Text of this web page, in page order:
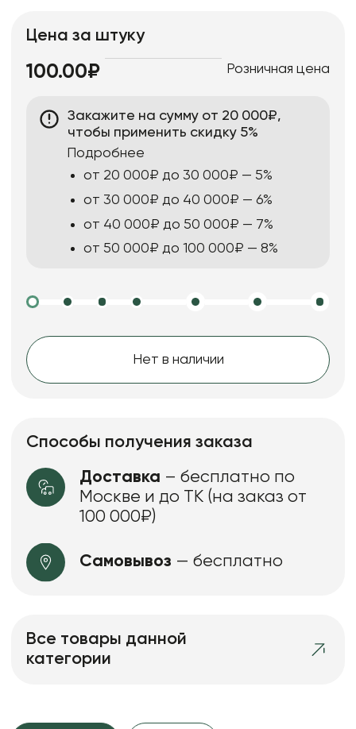
Цена за штуку
100.00₽ Розничная цена
Закажите на сумму от 20 000₽,
чтобы применить скидку 5%
Подробнее
от 20 000₽ до 30 000₽ — 5%
от 30 000₽ до 40 000₽ — 6%
от 40 000₽ до 50 000₽ — 7%
от 50 000₽ до 100 000₽ — 8%
Нет в наличии
Способы получения заказа
Доставка – бесплатно по
Москве и до ТК (на заказ от
100 000₽)
Самовывоз — бесплатно
Все товары данной
категории